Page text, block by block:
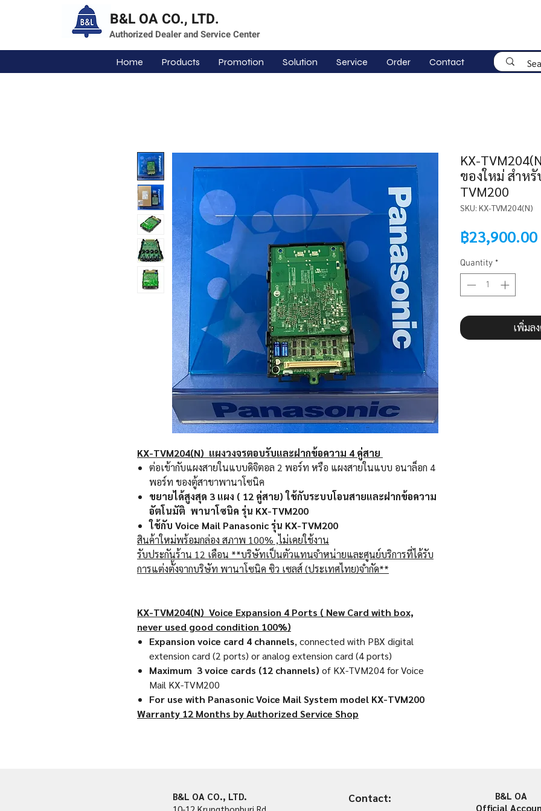
B&L OA CO., LTD.
Authorized Dealer and Service Center
Home Products Promotion Solution Service Order Contact
KX-TVM204(N) แผงวงจรตอบรับและฝากข้อความ 4 คู่สาย
ต่อเข้ากับแผงสายในแบบดิจิตอล 2 พอร์ท หรือ แผงสายในแบบ อนาล็อก 4
พอร์ท ของตู้สาขาพานาโซนิค
ขยายได้สูงสุด 3 แผง ( 12 คู่สาย) ใช้กับระบบโอนสายและฝากข้อความ
อัตโนมัติ พานาโซนิค รุ่น KX-TVM200
ใช้กับ Voice Mail Panasonic รุ่น KX-TVM200
สินค้าใหม่พร้อมกล่อง สภาพ 100% ,ไม่เคยใช้งาน
รับประกันร้าน 12 เดือน **บริษัทเป็นตัวแทนจำหน่ายและศูนย์บริการที่ได้รับ
การแต่งตั้งจากบริษัท พานาโซนิค ซิว เซลส์ (ประเทศไทย)จำกัด**
KX-TVM204(N) Voice Expansion 4 Ports ( New Card with box,
never used good condition 100%)
Expansion voice card 4 channels, connected with PBX digital
extension card (2 ports) or analog extension card (4 ports)
Maximum 3 voice cards (12 channels) of KX-TVM204 for Voice
Mail KX-TVM200
For use with Panasonic Voice Mail System model KX-TVM200
Warranty 12 Months by Authorized Service Shop
KX-
ของใหม่ สำหรั
TVM200
SKU: KX-TVM204(N)
฿23,900.00
Quantity *
เพิ่มล
B&L OA CO., LTD.
Contact:
B&L OA
Official